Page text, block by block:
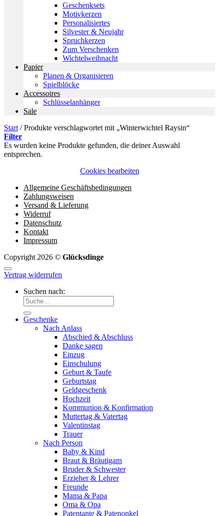
Geschenksets
Motivkerzen
Personalisiertes
Silvester & Neujahr
Spruchkerzen
Zum Verschenken
Wichtelweihnacht
Papier
Planen & Organisieren
Spielblöcke
Accessoires
Schlüsselanhänger
Sale
Start /Produkte verschlagwortet mit „Winterwichtel Raysin“
Filter
Es wurden keine Produkte gefunden, die deiner Auswahl
entsprechen.
Cookies bearbeiten
Allgemeine Geschäftsbedingungen
Zahlungsweisen
Versand & Lieferung
Widerruf
Datenschutz
Kontakt
Impressum
Copyright 2026 © Glücksdinge
Vertrag widerrufen
Suchen nach:
Geschenke
Nach Anlass
Abschied & Abschluss
Danke sagen
Einzug
Einschulung
Geburt & Taufe
Geburtstag
Geldgeschenk
Hochzeit
Kommunion & Konfirmation
Muttertag & Vatertag
Valentinstag
Trauer
Nach Person
Baby & Kind
Braut & Bräutigam
Bruder & Schwester
Erzieher & Lehrer
Freunde
Mama & Papa
Oma & Opa
Patentante & Patenonkel